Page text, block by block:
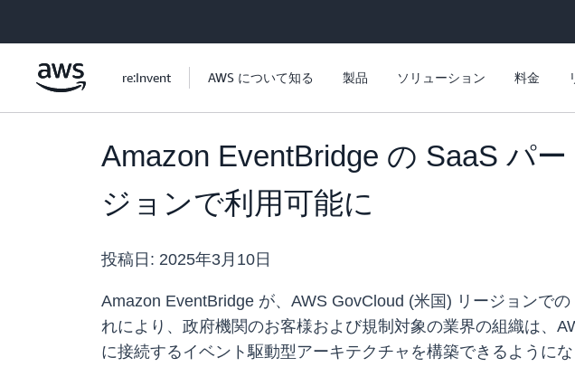
re:Invent AWS について知る 製品 ソリューション 料金
Amazon EventBridge の SaaS パ
ジョンで利用可能に
投稿日: 2025年3月10日
Amazon EventBridge が、AWS GovCloud (米国) リージョンで
れにより、政府機関のお客様および規制対象の業界の組織は、
に接続するイベント駆動型アーキテクチャを構築できるように